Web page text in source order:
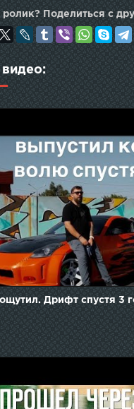
ролик? Поделиться с
Дрифт спустя 3